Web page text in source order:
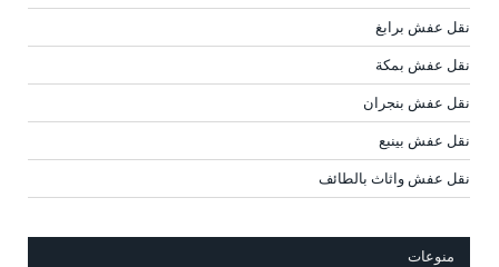
نقل عفش برابغ
نقل عفش بمكة
نقل عفش بنجران
نقل عفش بينبع
نقل عفش واثاث بالطائف
منوعات